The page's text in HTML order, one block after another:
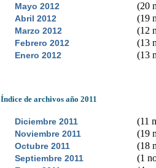
Mayo 2012 (20
Abril 2012 (19
Marzo 2012 (12
Febrero 2012 (13
Enero 2012 (13
Índice de archivos año 2011
Diciembre 2011 (11
Noviembre 2011 (19
Octubre 2011 (18
Septiembre 2011 (1